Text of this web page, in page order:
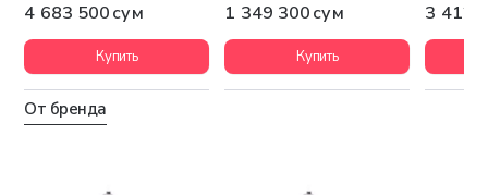
4 683 500 сум
Купить
1 349 300 сум
Купить
3 412
От бренда